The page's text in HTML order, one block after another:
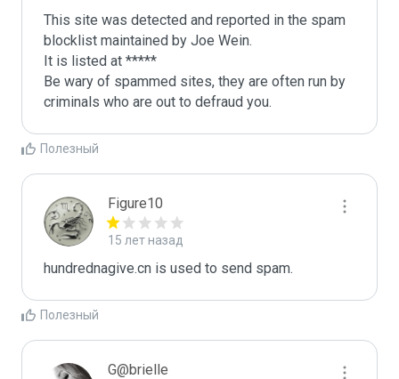
This site was detected and reported in the spam
blocklist maintained by Joe Wein.
It is listed at *****
Be wary of spammed sites, they are often run by
criminals who are out to defraud you.
Полезный
Figure10
15 лет назад
hundrednagive.cn is used to send spam.
Полезный
G@brielle